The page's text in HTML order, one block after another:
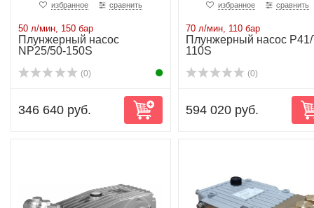
избранное сравнить
50 л/мин, 150 бар
Плунжерный насос
NP25/50-150S
(0)
346 640 руб.
избранное сравнить
70 л/мин, 110 бар
Плунжерный насос
110S
(0)
594 020 руб.